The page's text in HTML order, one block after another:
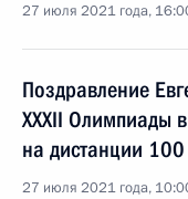
27 июля 2021 года,
Поздравление
XXXII Олимпиады
на дистанции
27 июля 2021 года,